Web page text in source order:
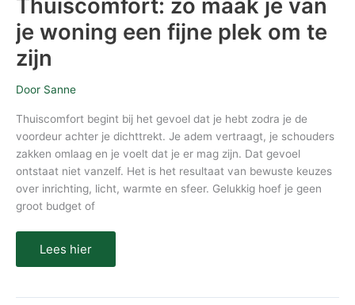
Thuiscomfort: zo maak je van
je woning een fijne plek om te
zijn
Door Sanne
Thuiscomfort begint bij het gevoel dat je hebt zodra je de
voordeur achter je dichttrekt. Je adem vertraagt, je schouders
zakken omlaag en je voelt dat je er mag zijn. Dat gevoel
ontstaat niet vanzelf. Het is het resultaat van bewuste keuzes
over inrichting, licht, warmte en sfeer. Gelukkig hoef je geen
groot budget of
Lees hier